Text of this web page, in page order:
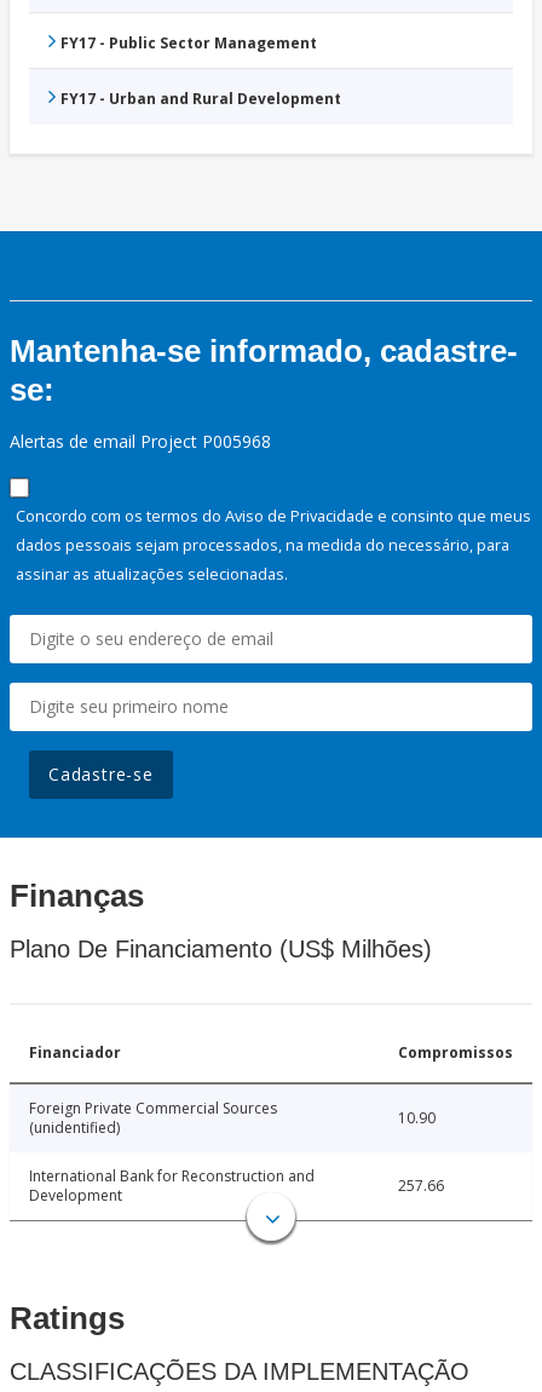
FY17 - Public Sector Management
FY17 - Urban and Rural Development
Mantenha-se informado, cadastre-
se:
Alertas de email Project P005968
Concordo com os termos do Aviso de Privacidade e consinto que meus
dados pessoais sejam processados, na medida do necessário, para
assinar as atualizações selecionadas.
Cadastre-se
Finanças
Plano De Financiamento (US$ Milhões)
Financiador Compromissos
Foreign Private Commercial Sources
(unidentified)
10.90
International Bank for Reconstruction and
Development
257.66
Ratings
CLASSIFICAÇÕES DA IMPLEMENTAÇÃO